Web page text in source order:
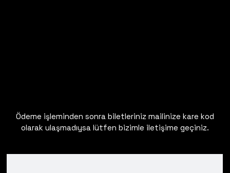
Ödeme işleminden sonra biletleriniz mailinize kare kod
olarak ulaşmadıysa lütfen bizimle iletişime geçiniz.